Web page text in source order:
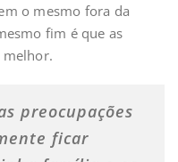
o mesmo fora da
fim é que as
melhor.
preocupações
ficar